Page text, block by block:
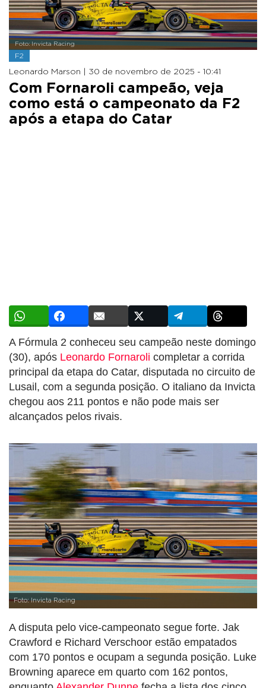
Foto: Invicta Racing
F2
Leonardo Marson | 30 de novembro de 2025 - 10:41
Com Fornaroli campeão, veja
como está o campeonato da F2
após a etapa do Catar
A Fórmula 2 conheceu seu campeão neste domingo
(30), após Leonardo Fornaroli completar a corrida
principal da etapa do Catar, disputada no circuito de
Lusail, com a segunda posição. O italiano da Invicta
chegou aos 211 pontos e não pode mais ser
alcançados pelos rivais.
Foto: Invicta Racing
A disputa pelo vice-campeonato segue forte. Jak
Crawford e Richard Verschoor estão empatados
com 170 pontos e ocupam a segunda posição. Luke
Browning aparece em quarto com 162 pontos,